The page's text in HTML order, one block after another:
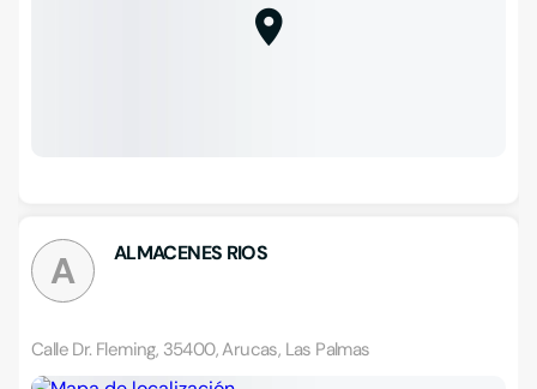
A ALMACENES RIOS
Calle Dr. Fleming, 35400, Arucas, Las Palmas